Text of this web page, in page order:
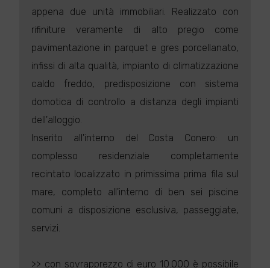
appena due unità immobiliari. Realizzato con
rifiniture veramente di alto pregio come
pavimentazione in parquet e gres porcellanato,
infissi di alta qualità, impianto di climatizzazione
caldo freddo, predisposizione con sistema
domotica di controllo a distanza degli impianti
dell'alloggio.
Inserito all'interno del Costa Conero: un
complesso residenziale completamente
recintato localizzato in primissima prima fila sul
mare, completo all'interno di ben sei piscine
comuni a disposizione esclusiva, passeggiate,
servizi.
>> con sovrapprezzo di euro 10.000 è possibile